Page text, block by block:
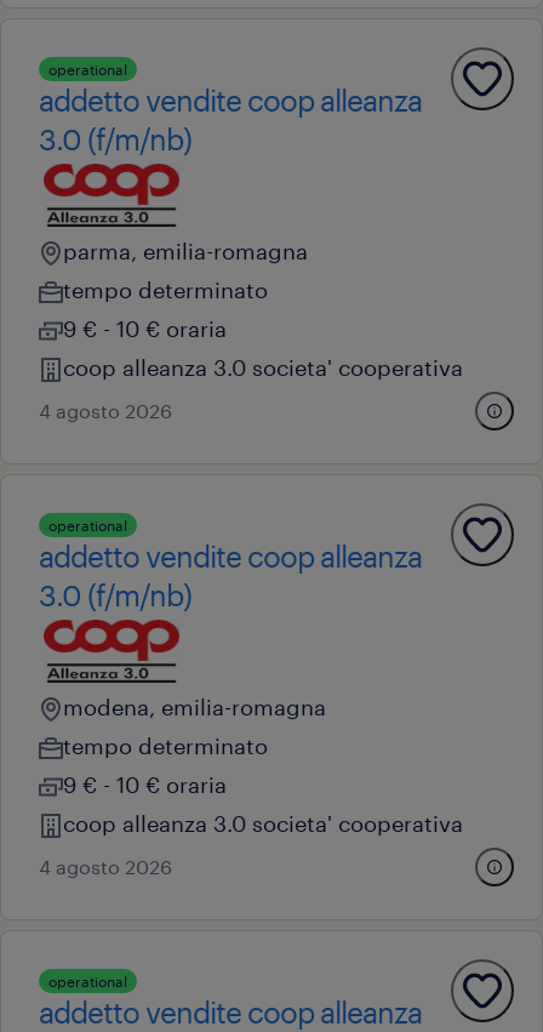
operational
addetto vendite coop alleanza
3.0 (f/m/nb)
parma, emilia-romagna
tempo determinato
9 € - 10 € oraria
coop alleanza 3.0 societa' cooperativa
4 agosto 2026
operational
addetto vendite coop alleanza
3.0 (f/m/nb)
modena, emilia-romagna
tempo determinato
9 € - 10 € oraria
coop alleanza 3.0 societa' cooperativa
4 agosto 2026
operational
addetto vendite coop alleanza